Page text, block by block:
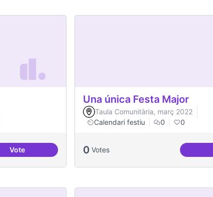
VoteVilaveïna
Una única Festa Major
Taula Comunitària, març 2022
Calendari festiu
0 0
0 Votes